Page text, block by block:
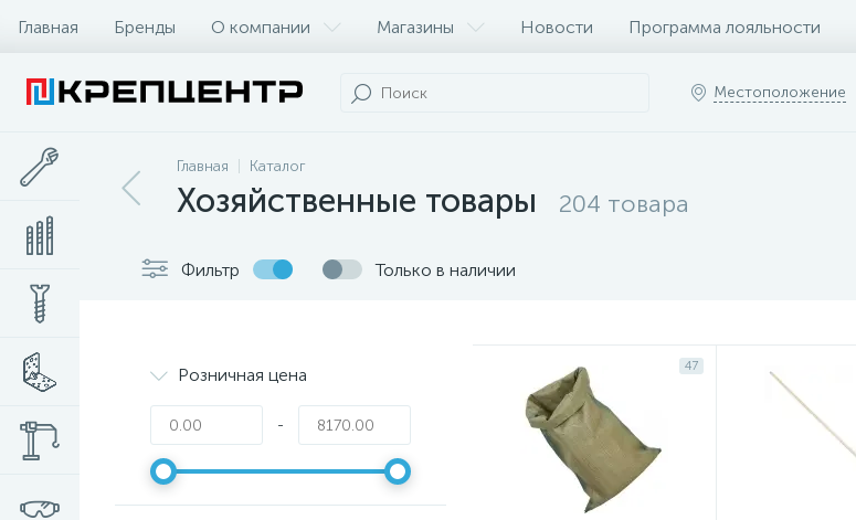
Главная Бренды О компании Магазины Новости Программа лояльности
Местоположение
Главная Каталог
Хозяйственные товары 204 товара
Фильтр Только в наличии
Розничная цена
-
47